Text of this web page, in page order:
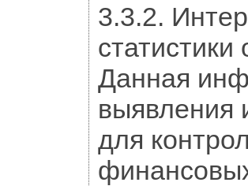
3.3.2.
Данная
выявления
для